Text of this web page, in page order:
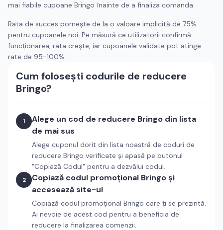
mai fiabile cupoane Bringo înainte de a finaliza comanda.
Rata de succes pornește de la o valoare implicită de 75%
pentru cupoanele noi. Pe măsură ce utilizatorii confirmă
funcționarea, rata crește, iar cupoanele validate pot atinge
rate de 95-100%.
Cum folosești codurile de reducere
Bringo?
1 Alege un cod de reducere Bringo din lista
de mai sus
Alege cuponul dorit din lista noastră de coduri de
reducere Bringo verificate și apasă pe butonul
"Copiază Codul" pentru a dezvălui codul.
2 Copiază codul promoțional Bringoși
accesează site-ul
Copiază codul promoțional Bringo care ți se prezintă.
Ai nevoie de acest cod pentru a beneficia de
reducere la finalizarea comenzii.